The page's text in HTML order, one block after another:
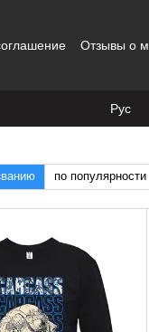
Отзывы о
Рус
по популярности